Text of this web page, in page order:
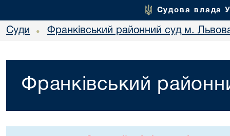
Судова влада
Суди • Франківський районний суд м.
Франківський